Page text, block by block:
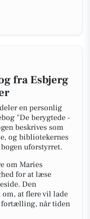
fra Esbjerg
en personlig
"De berygtede -
beskrives som
og bibliotekernes
uforstyrret.
om Maries
for at læse
Den
at flere vil lade
fortælling, når tiden